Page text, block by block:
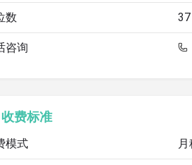
数 37
咨询
收费标准
模式 月